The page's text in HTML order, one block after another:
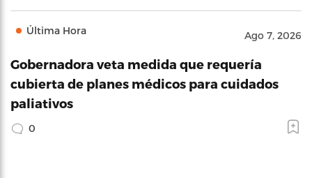
Última Hora Ago 7, 2026
Gobernadora veta medida que requería
cubierta de planes médicos para cuidados
paliativos
0